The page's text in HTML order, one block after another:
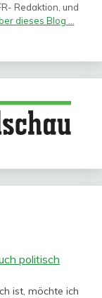
Redaktion, und
dieses Blog ...
politisch
ist, möchte ich